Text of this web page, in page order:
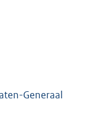
Generaal